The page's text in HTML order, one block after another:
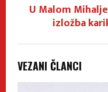
U Malom
izložba
VEZANI ČLANCI